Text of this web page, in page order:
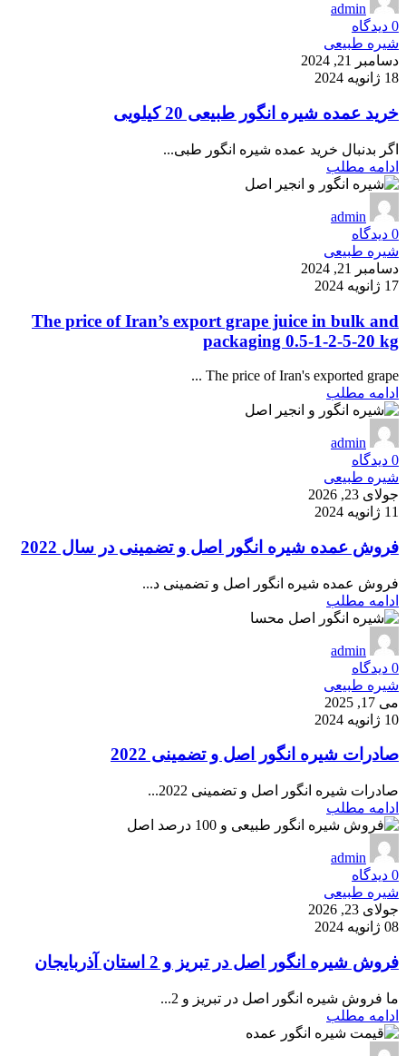
admin
0 دیدگاه
شیره طبیعی
دسامبر 21, 2024
18 ژانویه 2024
خرید عمده شیره انگور طبیعی 20 کیلویی
اگر بدنبال خرید عمده شیره انگور طبی...
ادامه مطلب
admin
0 دیدگاه
شیره طبیعی
دسامبر 21, 2024
17 ژانویه 2024
The price of Iran’s export grape juice in bulk and
packaging 0.5-1-2-5-20 kg
The price of Iran's exported grape ...
ادامه مطلب
admin
0 دیدگاه
شیره طبیعی
جولای 23, 2026
11 ژانویه 2024
فروش عمده شیره انگور اصل و تضمینی در سال 2022
فروش عمده شیره انگور اصل و تضمینی د...
ادامه مطلب
admin
0 دیدگاه
شیره طبیعی
می 17, 2025
10 ژانویه 2024
صادرات شیره انگور اصل و تضمینی 2022
صادرات شیره انگور اصل و تضمینی 2022...
ادامه مطلب
admin
0 دیدگاه
شیره طبیعی
جولای 23, 2026
08 ژانویه 2024
فروش شیره انگور اصل در تبریز و 2 استان آذربایجان
ما فروش شیره انگور اصل در تبریز و 2...
ادامه مطلب